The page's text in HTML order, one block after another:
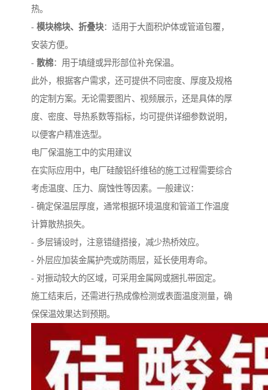
热。
- 模块棉块、折叠块：适用于大面积炉体或管道包覆，
安装方便。
- 散棉：用于填缝或异形部位补充保温。
此外，根据客户需求，还可提供不同密度、厚度及规格
的定制方案。无论需要图片、视频展示，还是具体的厚
度、密度、导热系数等指标，均可提供详细参数说明，
以便客户精准选型。
电厂保温施工中的实用建议
在实际应用中，电厂硅酸铝纤维毡的施工过程需要综合
考虑温度、压力、腐蚀性等因素。一般建议：
- 确定保温层厚度，通常根据环境温度和管道工作温度
计算散热损失。
- 多层铺设时，注意错缝搭接，减少热桥效应。
- 外层应加装金属护壳或防雨层，延长使用寿命。
- 对振动较大的区域，可采用金属网或捆扎带固定。
施工结束后，还需进行热成像检测或表面温度测量，确
保保温效果达到预期。